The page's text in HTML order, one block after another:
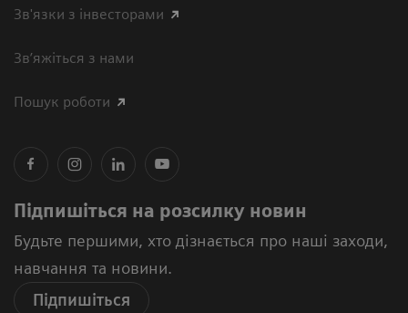
Зв'язки з інвесторами
Зв’яжіться з нами
Пошук роботи
Підпишіться на розсилку новин
Будьте першими, хто дізнається про наші заходи,
навчання та новини.
Підпишіться